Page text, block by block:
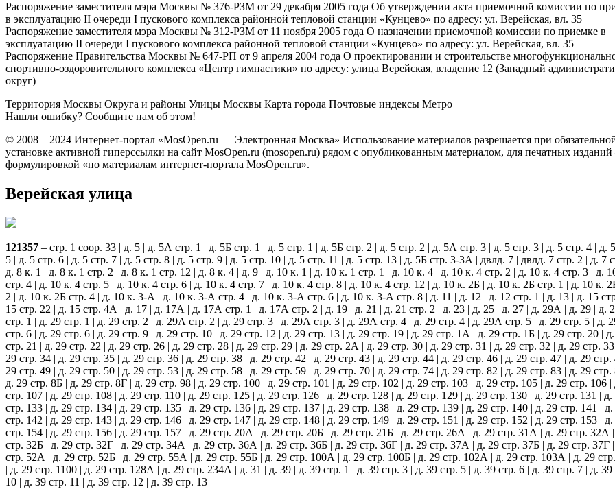
Распоряжение заместителя мэра Москвы № 376-РЗМ от 29 декабря 2005 года Об утверждении акта приемочной комиссии по
в эксплуатацию II очереди I пускового комплекса районной тепловой станции «Кунцево» по адресу: ул. Верейская, вл. 35
Распоряжение заместителя мэра Москвы № 312-РЗМ от 11 ноября 2005 года О назначении приемочной комиссии по приемке в
эксплуатацию II очереди I пускового комплекса районной тепловой станции «Кунцево» по адресу: ул. Верейская, вл. 35
Распоряжение Правительства Москвы № 647-РП от 9 апреля 2004 года О проектировании и строительстве
спортивно-оздоровительного комплекса «Центр гимнастики» по адресу: улица Верейская, владение 12 (Западный
округ)
Территория Москвы Округа и районы Улицы Москвы Карта города Почтовые индексы Метро
Нашли ошибку? Сообщите нам об этом!
© 2008—2024 Интернет-портал «MosOpen.ru — Электронная Москва» Использование материалов разрешается при
установке активной гиперссылки на сайт MosOpen.ru (mosopen.ru) рядом с опубликованным материалом, для печатных
формулировкой «по материалам интернет-портала MosOpen.ru».
Верейская улица
121357 – стр. 1 соор. 33 | д. 5 | д. 5А стр. 1 | д. 5Б стр. 1 | д. 5 стр. 1 | д. 5Б стр. 2 | д. 5 стр. 2 | д. 5А стр. 3 | д. 5 стр. 3 | д. 5 стр. 4 | д.
5 | д. 5 стр. 6 | д. 5 стр. 7 | д. 5 стр. 8 | д. 5 стр. 9 | д. 5 стр. 10 | д. 5 стр. 11 | д. 5 стр. 13 | д. 5Б стр. 3-3А | двлд. 7 | двлд. 7 стр. 2 | д. 7
д. 8 к. 1 | д. 8 к. 1 стр. 2 | д. 8 к. 1 стр. 12 | д. 8 к. 4 | д. 9 | д. 10 к. 1 | д. 10 к. 1 стр. 1 | д. 10 к. 4 | д. 10 к. 4 стр. 2 | д. 10 к. 4 стр. 3 | д.
стр. 4 | д. 10 к. 4 стр. 5 | д. 10 к. 4 стр. 6 | д. 10 к. 4 стр. 7 | д. 10 к. 4 стр. 8 | д. 10 к. 4 стр. 12 | д. 10 к. 2Б | д. 10 к. 2Б стр. 1 | д. 10 к.
2 | д. 10 к. 2Б стр. 4 | д. 10 к. 3-А | д. 10 к. 3-А стр. 4 | д. 10 к. 3-А стр. 6 | д. 10 к. 3-А стр. 8 | д. 11 | д. 12 | д. 12 стр. 1 | д. 13 | д. 15
15 стр. 22 | д. 15 стр. 4А | д. 17 | д. 17А | д. 17А стр. 1 | д. 17А стр. 2 | д. 19 | д. 21 | д. 21 стр. 2 | д. 23 | д. 25 | д. 27 | д. 29А | д. 29 | д.
стр. 1 | д. 29 стр. 1 | д. 29 стр. 2 | д. 29А стр. 2 | д. 29 стр. 3 | д. 29А стр. 3 | д. 29А стр. 4 | д. 29 стр. 4 | д. 29А стр. 5 | д. 29 стр. 5 | д.
стр. 6 | д. 29 стр. 6 | д. 29 стр. 9 | д. 29 стр. 10 | д. 29 стр. 12 | д. 29 стр. 13 | д. 29 стр. 19 | д. 29 стр. 1А | д. 29 стр. 1Б | д. 29 стр. 20 |
стр. 21 | д. 29 стр. 22 | д. 29 стр. 26 | д. 29 стр. 28 | д. 29 стр. 29 | д. 29 стр. 2А | д. 29 стр. 30 | д. 29 стр. 31 | д. 29 стр. 32 | д. 29 стр.
29 стр. 34 | д. 29 стр. 35 | д. 29 стр. 36 | д. 29 стр. 38 | д. 29 стр. 42 | д. 29 стр. 43 | д. 29 стр. 44 | д. 29 стр. 46 | д. 29 стр. 47 | д. 29 стр.
29 стр. 49 | д. 29 стр. 50 | д. 29 стр. 53 | д. 29 стр. 58 | д. 29 стр. 59 | д. 29 стр. 70 | д. 29 стр. 74 | д. 29 стр. 82 | д. 29 стр. 83 | д. 29
д. 29 стр. 8Б | д. 29 стр. 8Г | д. 29 стр. 98 | д. 29 стр. 100 | д. 29 стр. 101 | д. 29 стр. 102 | д. 29 стр. 103 | д. 29 стр. 105 | д. 29 стр. 106 |
стр. 107 | д. 29 стр. 108 | д. 29 стр. 110 | д. 29 стр. 125 | д. 29 стр. 126 | д. 29 стр. 128 | д. 29 стр. 129 | д. 29 стр. 130 | д. 29 стр. 131 | д.
стр. 133 | д. 29 стр. 134 | д. 29 стр. 135 | д. 29 стр. 136 | д. 29 стр. 137 | д. 29 стр. 138 | д. 29 стр. 139 | д. 29 стр. 140 | д. 29 стр. 141 |
стр. 142 | д. 29 стр. 143 | д. 29 стр. 146 | д. 29 стр. 147 | д. 29 стр. 148 | д. 29 стр. 149 | д. 29 стр. 151 | д. 29 стр. 152 | д. 29 стр. 153 |
стр. 154 | д. 29 стр. 156 | д. 29 стр. 157 | д. 29 стр. 20А | д. 29 стр. 20Б | д. 29 стр. 21Б | д. 29 стр. 26А | д. 29 стр. 31А | д. 29 стр. 32А
стр. 32Б | д. 29 стр. 32Г | д. 29 стр. 34А | д. 29 стр. 36А | д. 29 стр. 36Б | д. 29 стр. 36Г | д. 29 стр. 37А | д. 29 стр. 37Б | д. 29 стр. 37Г
стр. 52А | д. 29 стр. 52Б | д. 29 стр. 55А | д. 29 стр. 55Б | д. 29 стр. 100А | д. 29 стр. 100Б | д. 29 стр. 102А | д. 29 стр. 103А | д. 29
| д. 29 стр. 1100 | д. 29 стр. 128А | д. 29 стр. 234А | д. 31 | д. 39 | д. 39 стр. 1 | д. 39 стр. 3 | д. 39 стр. 5 | д. 39 стр. 6 | д. 39 стр. 7 | д. 39
10 | д. 39 стр. 11 | д. 39 стр. 12 | д. 39 стр. 13